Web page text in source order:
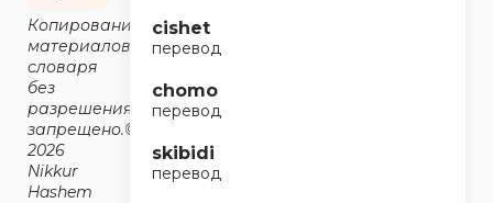
Копирование
материалов
словаря
без
разрешения
запрещено.©2014-
2026
Nikkur
Hashem
cishet
перевод
chomo
перевод
skibidi
перевод